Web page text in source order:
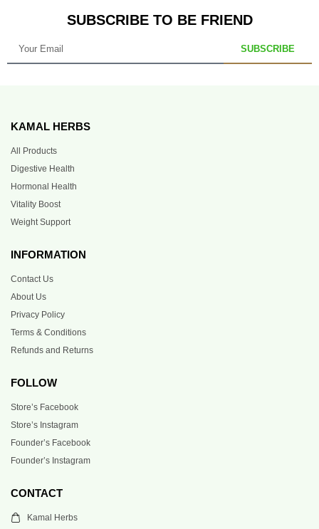
SUBSCRIBE TO BE FRIEND
SUBSCRIBE
KAMAL HERBS
All Products
Digestive Health
Hormonal Health
Vitality Boost
Weight Support
INFORMATION
Contact Us
About Us
Privacy Policy
Terms & Conditions
Refunds and Returns
FOLLOW
Store’s Facebook
Store’s Instagram
Founder’s Facebook
Founder’s Instagram
CONTACT
Kamal Herbs